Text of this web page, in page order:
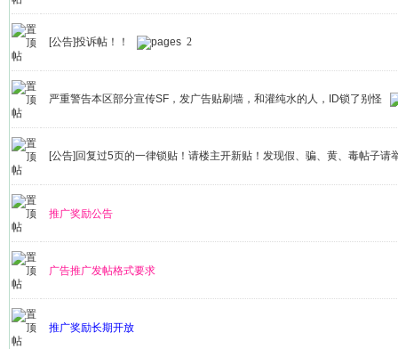
[公告]投诉帖！！ 2
严重警告本区部分宣传SF，发广告贴刷墙，和灌纯水的人，ID锁了别怪
[公告]回复过5页的一律锁贴！请楼主开新贴！发现假、骗、黄、毒帖子请
推广奖励公告
广告推广发帖格式要求
推广奖励长期开放